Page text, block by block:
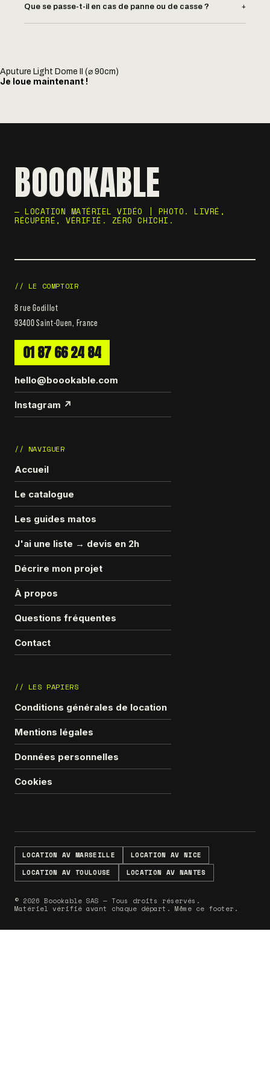
Que se passe-t-il en cas de panne ou de casse ? +
Aputure Light Dome II (⌀ 90cm)
Je loue maintenant !
BOOOKABLE
— LOCATION MATÉRIEL VIDÉO | PHOTO. LIVRÉ,
RÉCUPÉRÉ, VÉRIFIÉ. ZÉRO CHICHI.
// LE COMPTOIR
8 rue Godillot
93400 Saint-Ouen, France
01 87 66 24 84
hello@boookable.com
Instagram ↗
// NAVIGUER
Accueil
Le catalogue
Les guides matos
J'ai une liste → devis en 2h
Décrire mon projet
À propos
Questions fréquentes
Contact
// LES PAPIERS
Conditions générales de location
Mentions légales
Données personnelles
Cookies
LOCATION AV MARSEILLE
LOCATION AV NICE
LOCATION AV TOULOUSE
LOCATION AV NANTES
© 2026 Boookable SAS — Tous droits réservés.
Matériel vérifié avant chaque départ. Même ce footer.